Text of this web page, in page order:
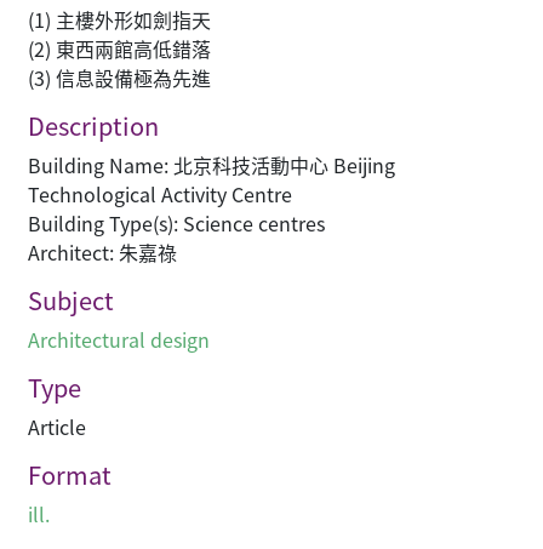
(1) 主樓外形如劍指天
(2) 東西兩館高低錯落
(3) 信息設備極為先進
Description
Building Name: 北京科技活動中心 Beijing
Technological Activity Centre
Building Type(s): Science centres
Architect: 朱嘉祿
Subject
Architectural design
Type
Article
Format
ill.